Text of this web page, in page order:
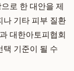
로 한 대안을 제
나 기타 피부 질환
대한아토피협회
택 기준이 될 수